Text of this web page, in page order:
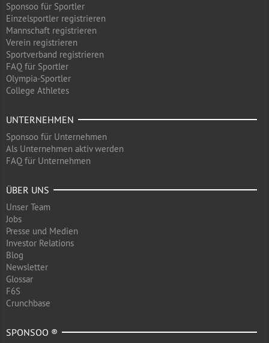
Sponsoo für Sportler
Einzelsportler registrieren
Mannschaft registrieren
Verein registrieren
Sportverband registrieren
FAQ für Sportler
Olympia-Sportler
College Athletes
UNTERNEHMEN
Sponsoo für Unternehmen
Als Unternehmen aktiv werden
FAQ für Unternehmen
ÜBER UNS
Unser Team
Jobs
Presse und Medien
Investor Relations
Blog
Newsletter
Glossar
F6S
Crunchbase
SPONSOO ®